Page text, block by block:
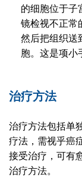
的细胞位于子
镜检视不正常
然后把组织送
胞。这是项小
治疗方法
治疗方法包括单
疗法，需视乎癌
接受治疗，可有
治疗方法。